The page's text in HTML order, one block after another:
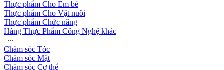
Thực phẩm Cho Em bé
Thực phẩm Cho Vật nuôi
Thực phẩm Chức năng
Hàng Thực Phẩm Công Nghệ khác
∙∙∙
Chăm sóc Tóc
Chăm sóc Mặt
Chăm sóc Cơ thể